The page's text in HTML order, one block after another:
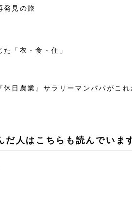
発見の旅
た「衣・食・住」
休日農業』サラリーマンパパがこ
だ人はこちらも読んでいま